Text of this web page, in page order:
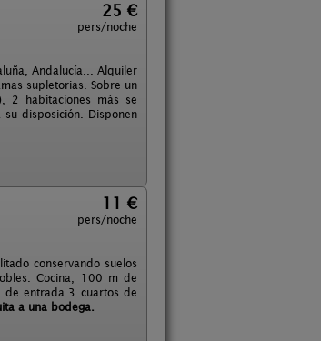
25 €
pers/noche
Andalucía... Alquiler
supletorias. Sobre un
2 habitaciones más se
disposición. Disponen
11 €
pers/noche
conservando suelos
Cocina, 100 m de
de entrada.3 cuartos de
a una bodega.